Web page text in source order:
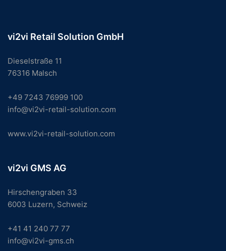
vi2vi Retail Solution GmbH
Dieselstraße 11
76316 Malsch
+49 7243 76999 100
info@vi2vi-retail-solution.com
www.vi2vi-retail-solution.com
vi2vi GMS AG
Hirschengraben 33
6003 Luzern, Schweiz
+41 41 240 77 77
info@vi2vi-gms.ch